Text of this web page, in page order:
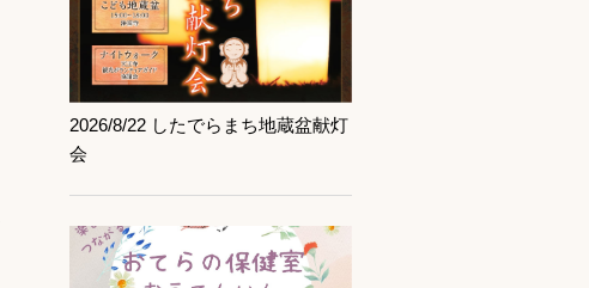
2026/8/22 したでらまち地蔵盆献灯
会
記事を読む